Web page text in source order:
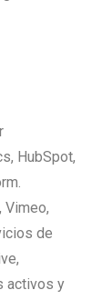
HubSpot,
Vimeo,
de
activos y